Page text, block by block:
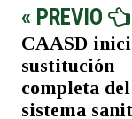
« PREVIO
CAASD
sustitución
completa del
sistema